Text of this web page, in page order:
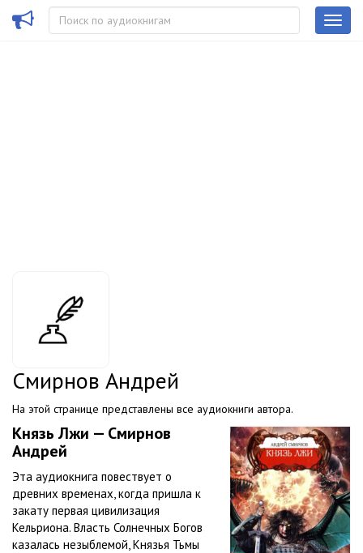
Смирнов Андрей
На этой странице представлены все аудиокниги автора.
Князь Лжи — Смирнов
Андрей
Эта аудиокнига повествует о
древних временах, когда пришла к
закату первая цивилизация
Кельриона. Власть Солнечных Богов
казалась незыблемой, Князья Тьмы